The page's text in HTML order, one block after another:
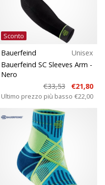
Sconto
Bauerfeind
Unisex
Bauerfeind SC Sleeves Arm -
Nero
€33,53
€21,80
Ultimo prezzo più basso €22,00